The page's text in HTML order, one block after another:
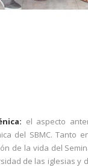
el aspecto
del SBMC. Tanto
de la vida del
de las iglesias y